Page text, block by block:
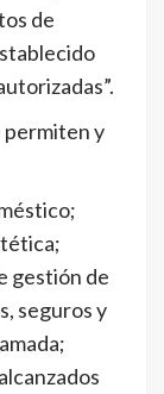
de
permiten y
gestión de
seguros y